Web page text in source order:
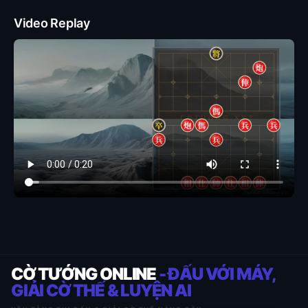
Video Replay
CỜ TƯỚNG ONLINE- ĐẤU VỚI MÁY,
GIẢI CỜ THẾ & LUYỆN AI